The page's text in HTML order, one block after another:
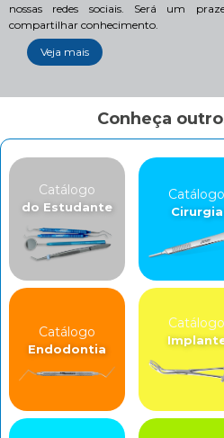
nossas redes sociais. Será um
compartilhar conhecimento.
Veja mais
Conheça
Catálogo
do Estudante
Catálogo
Cirurgia
Catálogo
Endodontia
Catálogo